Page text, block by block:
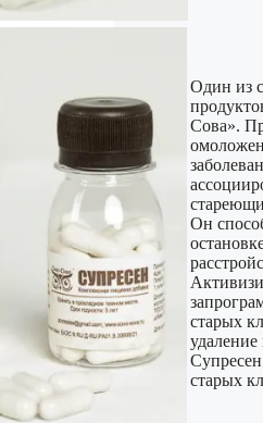
Один из
Сова».
Он
старых
старых